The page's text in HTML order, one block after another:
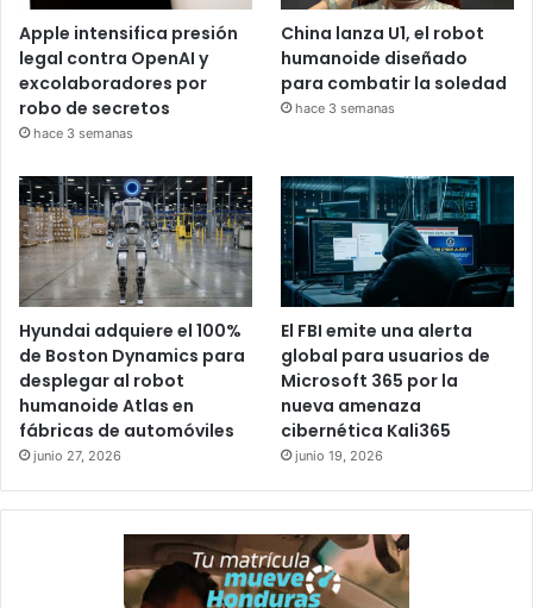
Apple intensifica presión
legal contra OpenAI y
excolaboradores por
robo de secretos
hace 3 semanas
China lanza U1, el robot
humanoide diseñado
para combatir la soledad
hace 3 semanas
Hyundai adquiere el 100%
de Boston Dynamics para
desplegar al robot
humanoide Atlas en
fábricas de automóviles
junio 27, 2026
El FBI emite una alerta
global para usuarios de
Microsoft 365 por la
nueva amenaza
cibernética Kali365
junio 19, 2026